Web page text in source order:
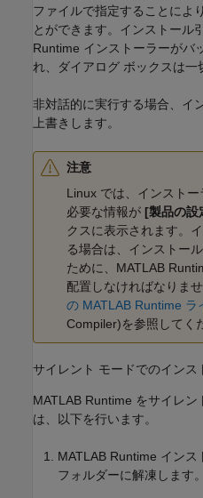
ファイルで指定することによ
とができます。インストール
Runtime インストーラーがバ
れ、ダイアログ ボックスは一
非対話的に実行する場合、イ
上書きします。
注意
Linux では、インスト
必要な情報が [製品の設
クスに表示されます。
る場合は、インストー
ために、 MATLAB
配置しなければなりま
の MATLAB Runtime ラ
Compiler)を参照してく
サイレント モードでのインス
MATLAB Runtime をサイレン
は、以下を行います。
MATLAB Runtime インス
フォルダーに解凍します。